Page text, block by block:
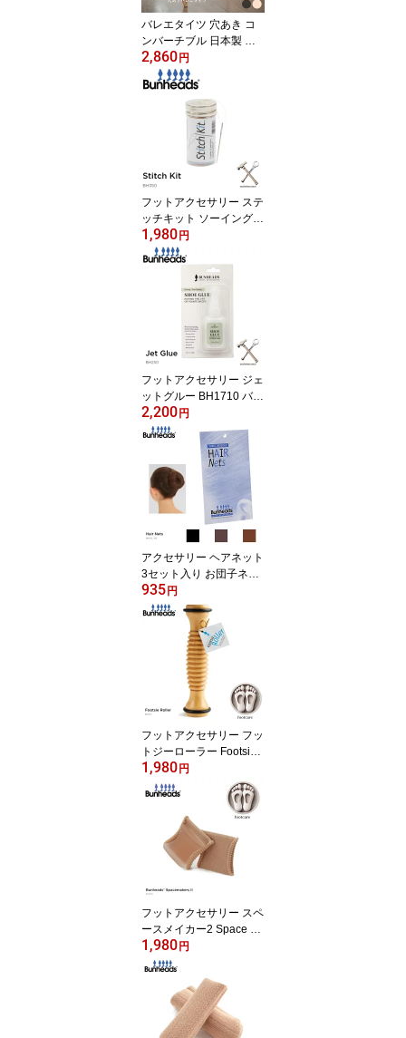
バレエタイツ 穴あき コ
ンバーチブル 日本製 フ
ァイテン phiten アクアチ
タン ジュニア コンクー
ル レッスン 発表会 舞台
バレエ タイツ S M L ブラ
ック ピンク ベージュ g0
2,860 円
フットアクセサリー ステ
ッチキット ソーイングセ
ット バンヘッズ Bunhea
ds 裁縫セット BH350
1,980 円
フットアクセサリー ジェ
ットグルー BH1710 バン
ヘッズ Jet Glue Bunhea
ds プロ仕様 トゥシュー
ズ補強 ポアント用
2,200 円
アクセサリー ヘアネット
3セット入り お団子ネッ
ト BH420-425 バンヘッ
ズ Bunheads シニヨン
935 円
フットアクセサリー フッ
トジーローラー Footsie
Roller BH500 バンヘッ
ズ Bunheads 足裏ケアグ
ッズ ストレッチ
1,980 円
フットアクセサリー スペ
ースメイカー2 Space m
aker 2 ジェル入り トゥセ
パレーター バンヘッズ B
H1049 バレエ フットケ
ア用品 足ケアグッズ
1,980 円